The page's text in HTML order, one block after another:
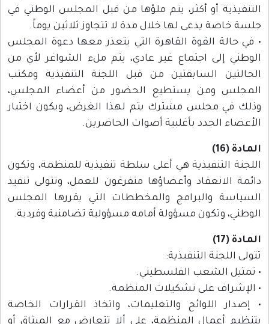
التنفيذية أو أكثر، يتم ملؤها من قبل المجلس الوطني في
جلسة خاصة يدعى لها خلال مدة لا تتجاوز ثلاثين يوماً.
• في حالة القوة القاهرة التي يتعذر معها دعوة المجلس
الوطني إلى اجتماع غير عادي، يتم ملء الشواغر لأي من
الحالتين السابقتين من قبل اللجنة التنفيذية ومكتب
المجلس ومن يستطيع الحضور من أعضاء المجلس،
وذلك في مجلس مشترك يتم لهذا الغرض، ويكون اختيار
الأعضاء الجدد بأغلبية أصوات الحاضرين.
المادة (16)
اللجنة التنفيذية هي أعلى سلطة تنفيذية للمنظمة، وتكون
دائمة الانعقاد وأعضاؤها متفرغون للعمل، وتتولى تنفيذ
السياسة والبرامج والمخططات التي يقررها المجلس
الوطني، وتكون مسؤولة أمامه مسؤولية تضامنية وفردية.
المادة (17)
تتولى اللجنة التنفيذية:
• تمثيل الشعب الفلسطيني.
• الإشراف على تشكيلات المنظمة.
• إصدار اللوائح والتعليمات، واتخاذ القرارات الخاصة
بتنظيم أعمال المنظمة، على ألا تتعارض مع الميثاق أو